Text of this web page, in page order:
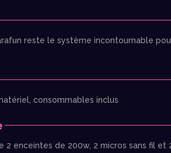
reste le système incontournable
consommables inclus
2 enceintes de 200w, 2 micros sans fil